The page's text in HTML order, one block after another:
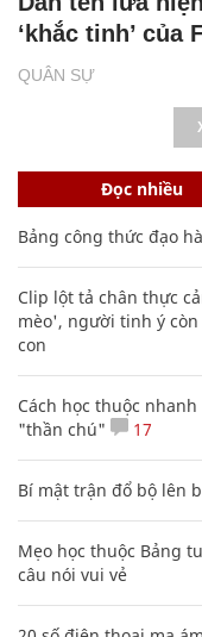
QUÂN SỰ
‘khắc tinh’ của
Đọc nhiều
Bảng công thức đạo
Clip lột tả chân thực
mèo', người tinh ý
con
Cách học thuộc
"thần chú"
17
Bí mật trận đổ bộ lên
Mẹo học thuộc Bảng
câu nói vui vẻ